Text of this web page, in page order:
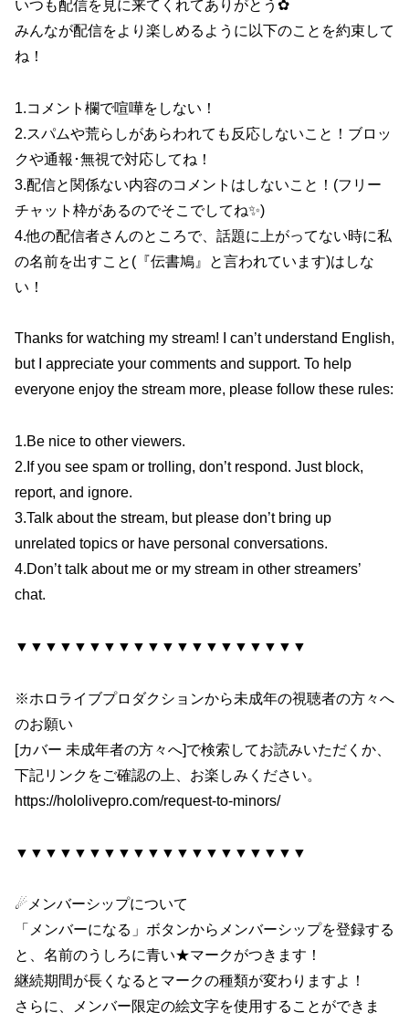
いつも配信を見に来てくれてありがとう✿
みんなが配信をより楽しめるように以下のことを約束して
ね！
1.コメント欄で喧嘩をしない！
2.スパムや荒らしがあらわれても反応しないこと！ブロッ
クや通報･無視で対応してね！
3.配信と関係ない内容のコメントはしないこと！(フリー
チャット枠があるのでそこでしてね✨)
4.他の配信者さんのところで、話題に上がってない時に私
の名前を出すこと(『伝書鳩』と言われています)はしな
い！
Thanks for watching my stream! I can’t understand English,
but I appreciate your comments and support. To help
everyone enjoy the stream more, please follow these rules:
1.Be nice to other viewers.
2.If you see spam or trolling, don’t respond. Just block,
report, and ignore.
3.Talk about the stream, but please don’t bring up
unrelated topics or have personal conversations.
4.Don’t talk about me or my stream in other streamers’
chat.
▼▼▼▼▼▼▼▼▼▼▼▼▼▼▼▼▼▼▼▼
※ホロライブプロダクションから未成年の視聴者の方々へ
のお願い
[カバー 未成年者の方々へ]で検索してお読みいただくか、
下記リンクをご確認の上、お楽しみください。
https://hololivepro.com/request-to-minors/
▼▼▼▼▼▼▼▼▼▼▼▼▼▼▼▼▼▼▼▼
☄メンバーシップについて
「メンバーになる」ボタンからメンバーシップを登録する
と、名前のうしろに青い★マークがつきます！
継続期間が長くなるとマークの種類が変わりますよ！
さらに、メンバー限定の絵文字を使用することができま